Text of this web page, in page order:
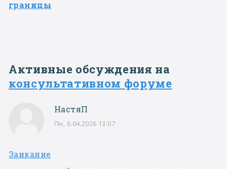
границы
Активные обсуждения на
консультативном форуме
НастяП
Пн, 6.04.2026 13:07
Заикание